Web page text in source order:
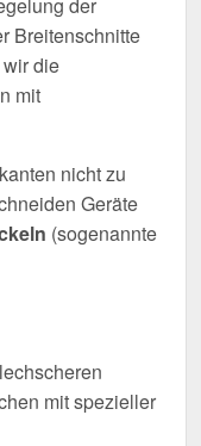
Breitenschnitte
die
mit
nicht zu
Geräte
(sogenannte
mit spezieller